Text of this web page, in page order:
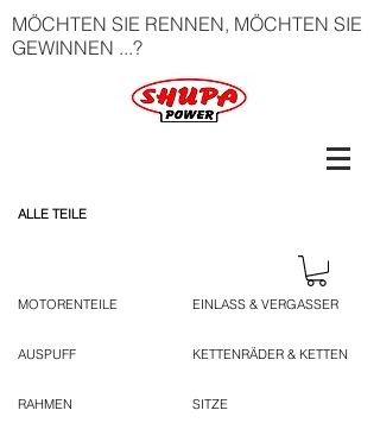
MÖCHTEN SIE RENNEN, MÖCHTEN SIE
GEWINNEN ...?
ALLE TEILE
MOTORENTEILE
AUSPUFF
RAHMEN
EINLASS & VERGASSER
KETTENRÄDER & KETTEN
SITZE